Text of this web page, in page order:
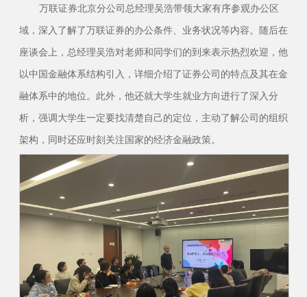
万联证券北京分公司总经理吴浩带领大家有序参观办公区
域，深入了解了万联证券的办公条件、业务状况等内容。随后在
座谈会上，总经理吴浩对老师和同学们的到来表示热烈欢迎，他
以中国金融体系结构引入，详细介绍了证券公司的特点及其在金
融体系中的地位。此外，他还就大学生就业方向进行了深入分
析，强调大学生一定要找清楚自己的定位，主动了解公司的组织
架构，同时还应时刻关注国家的经济金融政策。